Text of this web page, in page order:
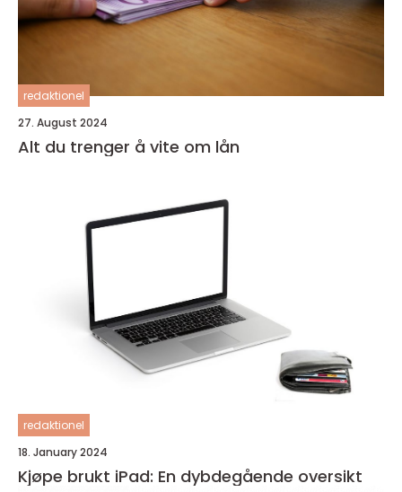
redaktionel
27. August 2024
Alt du trenger å vite om lån
redaktionel
18. January 2024
Kjøpe brukt iPad: En dybdegående oversikt